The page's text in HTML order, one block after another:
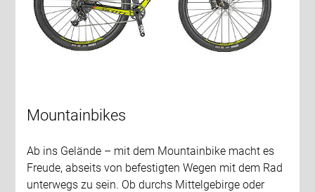
Mountainbikes
Ab ins Gelände – mit dem Mountainbike macht es
Freude, abseits von befestigten Wegen mit dem Rad
unterwegs zu sein. Ob durchs Mittelgebirge oder